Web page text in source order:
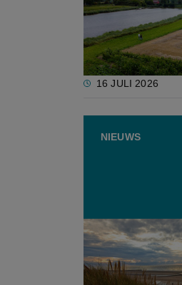
geen reden om
verhogen, wel
maatwerk
16 JULI 2026
NIEUWS
Warmer
andere soorten
Noordzee